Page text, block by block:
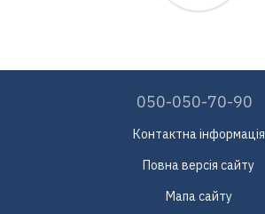
050-050-70-90
Контактна інформація
Повна версія сайту
Мапа сайту